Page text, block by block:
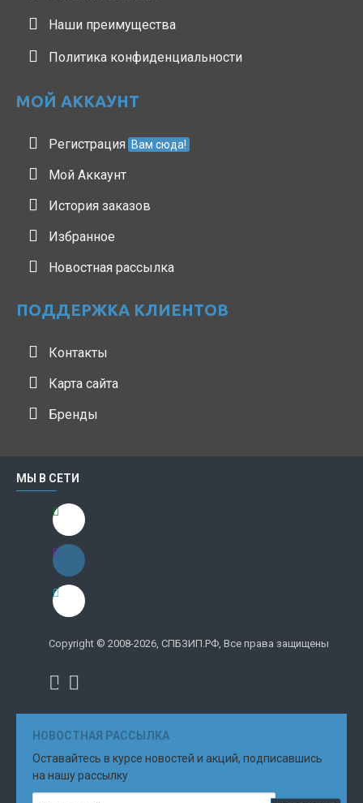
Наши преимущества
Политика конфиденциальности
МОЙ АККАУНТ
Регистрация Вам сюда!
Мой Аккаунт
История заказов
Избранное
Новостная рассылка
ПОДДЕРЖКА КЛИЕНТОВ
Контакты
Карта сайта
Бренды
МЫ В СЕТИ
Copyright © 2008-2026, СПБЗИП.РФ, Все права защищены
НОВОСТНАЯ РАССЫЛКА
Оставайтесь в курсе новостей и акций, подписавшись
на нашу рассылку